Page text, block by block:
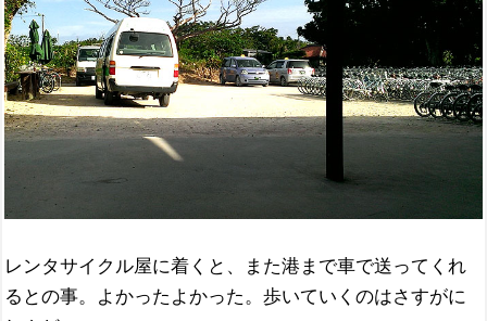
レンタサイクル屋に着くと、また港まで車で送ってくれ
るとの事。よかったよかった。歩いていくのはさすがに